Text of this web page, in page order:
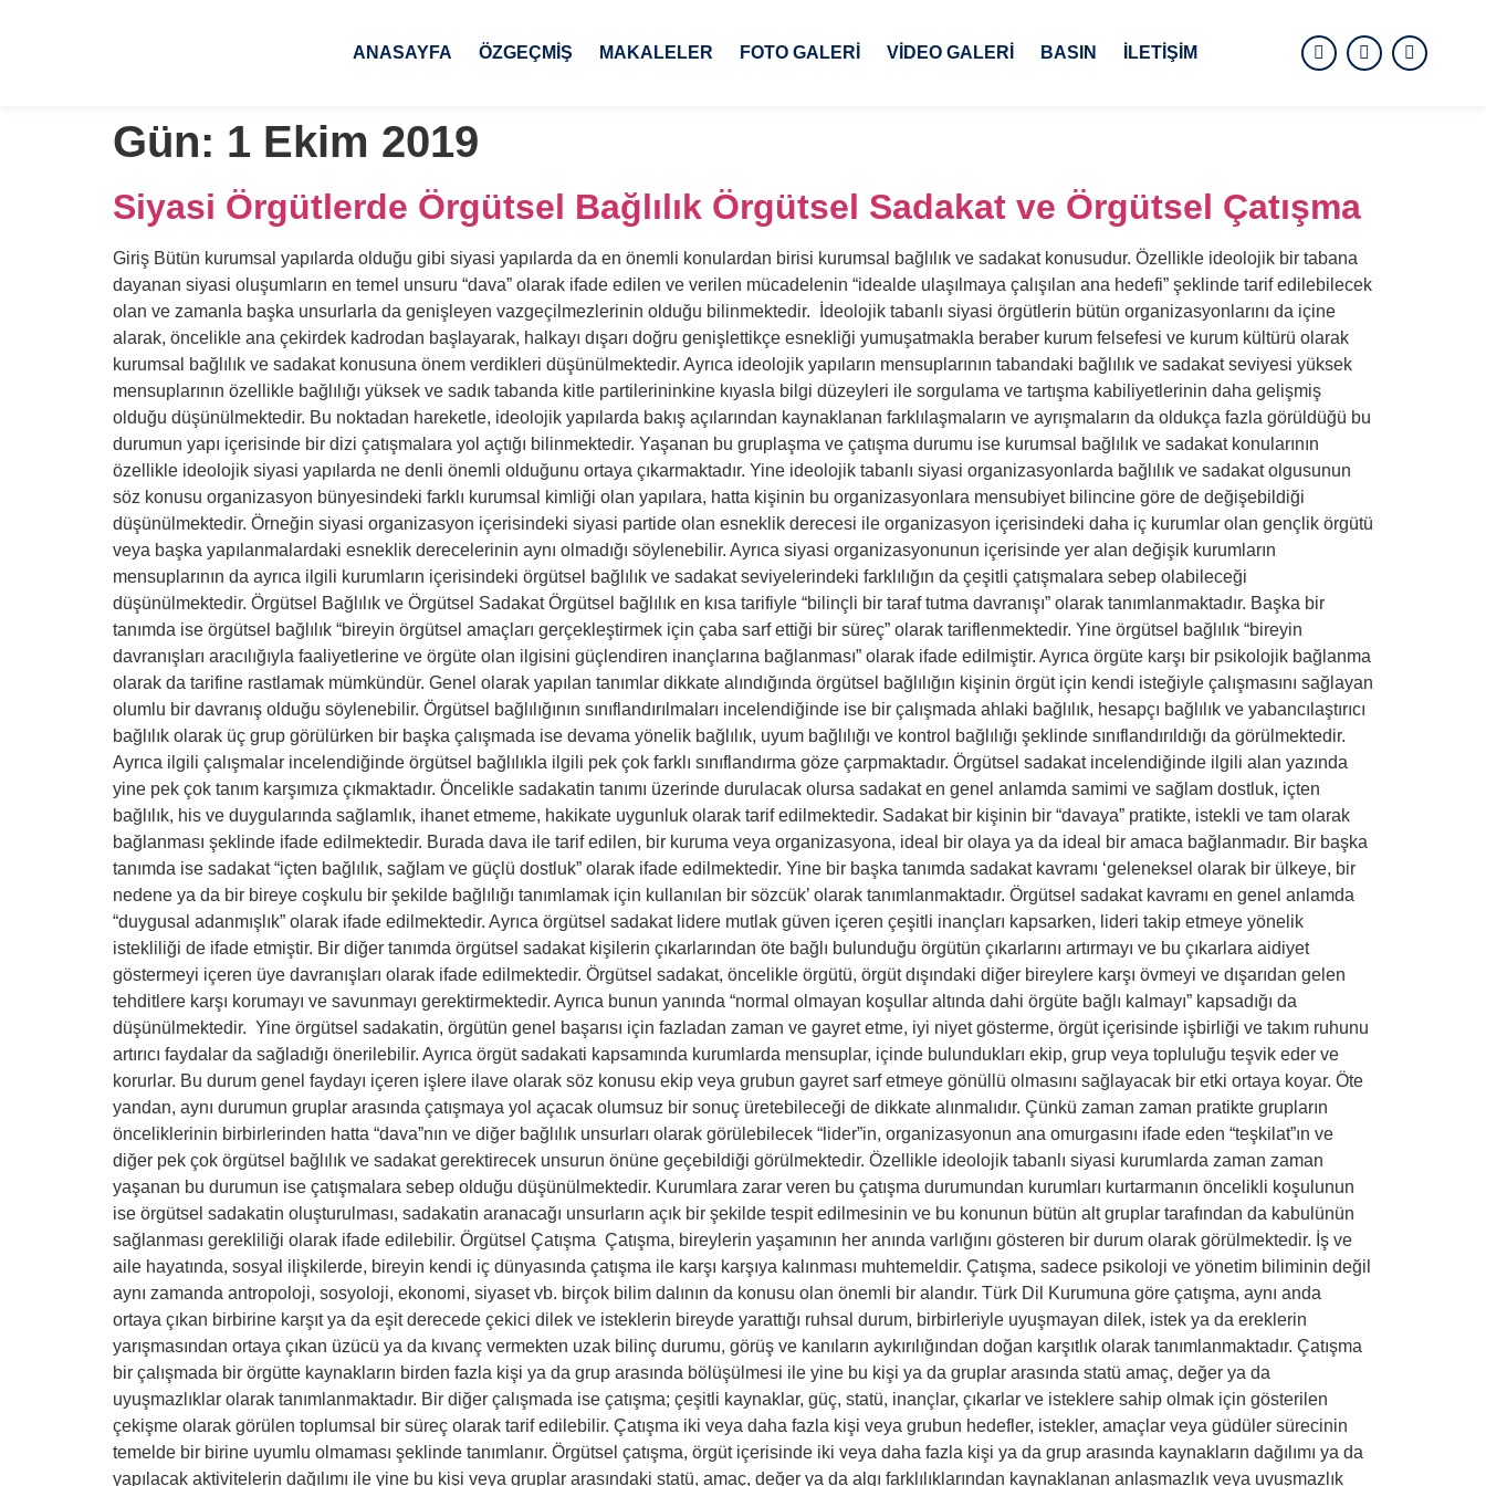
ANASAYFA ÖZGEÇMIŞ MAKALELER FOTO GALERI VIDEO GALERI BASIN İLETIŞIM
Gün: 1 Ekim 2019
Siyasi Örgütlerde Örgütsel Bağlılık Örgütsel Sadakat ve Örgütsel Çatışma
Giriş Bütün kurumsal yapılarda olduğu gibi siyasi yapılarda da en önemli konulardan birisi kurumsal bağlılık ve sadakat konusudur. Özellikle ideolojik bir tabana
dayanan siyasi oluşumların en temel unsuru “dava” olarak ifade edilen ve verilen mücadelenin “idealde ulaşılmaya çalışılan ana hedefi” şeklinde tarif edilebilecek
olan ve zamanla başka unsurlarla da genişleyen vazgeçilmezlerinin olduğu bilinmektedir. İdeolojik tabanlı siyasi örgütlerin bütün organizasyonlarını da içine
alarak, öncelikle ana çekirdek kadrodan başlayarak, halkayı dışarı doğru genişlettikçe esnekliği yumuşatmakla beraber kurum felsefesi ve kurum kültürü olarak
kurumsal bağlılık ve sadakat konusuna önem verdikleri düşünülmektedir. Ayrıca ideolojik yapıların mensuplarının tabandaki bağlılık ve sadakat seviyesi yüksek
mensuplarının özellikle bağlılığı yüksek ve sadık tabanda kitle partilerininkine kıyasla bilgi düzeyleri ile sorgulama ve tartışma kabiliyetlerinin daha gelişmiş
olduğu düşünülmektedir. Bu noktadan hareketle, ideolojik yapılarda bakış açılarından kaynaklanan farklılaşmaların ve ayrışmaların da oldukça fazla görüldüğü bu
durumun yapı içerisinde bir dizi çatışmalara yol açtığı bilinmektedir. Yaşanan bu gruplaşma ve çatışma durumu ise kurumsal bağlılık ve sadakat konularının
özellikle ideolojik siyasi yapılarda ne denli önemli olduğunu ortaya çıkarmaktadır. Yine ideolojik tabanlı siyasi organizasyonlarda bağlılık ve sadakat olgusunun
söz konusu organizasyon bünyesindeki farklı kurumsal kimliği olan yapılara, hatta kişinin bu organizasyonlara mensubiyet bilincine göre de değişebildiği
düşünülmektedir. Örneğin siyasi organizasyon içerisindeki siyasi partide olan esneklik derecesi ile organizasyon içerisindeki daha iç kurumlar olan gençlik örgütü
veya başka yapılanmalardaki esneklik derecelerinin aynı olmadığı söylenebilir. Ayrıca siyasi organizasyonunun içerisinde yer alan değişik kurumların
mensuplarının da ayrıca ilgili kurumların içerisindeki örgütsel bağlılık ve sadakat seviyelerindeki farklılığın da çeşitli çatışmalara sebep olabileceği
düşünülmektedir. Örgütsel Bağlılık ve Örgütsel Sadakat Örgütsel bağlılık en kısa tarifiyle “bilinçli bir taraf tutma davranışı” olarak tanımlanmaktadır. Başka bir
tanımda ise örgütsel bağlılık “bireyin örgütsel amaçları gerçekleştirmek için çaba sarf ettiği bir süreç” olarak tariflenmektedir. Yine örgütsel bağlılık “bireyin
davranışları aracılığıyla faaliyetlerine ve örgüte olan ilgisini güçlendiren inançlarına bağlanması” olarak ifade edilmiştir. Ayrıca örgüte karşı bir psikolojik bağlanma
olarak da tarifine rastlamak mümkündür. Genel olarak yapılan tanımlar dikkate alındığında örgütsel bağlılığın kişinin örgüt için kendi isteğiyle çalışmasını sağlayan
olumlu bir davranış olduğu söylenebilir. Örgütsel bağlılığının sınıflandırılmaları incelendiğinde ise bir çalışmada ahlaki bağlılık, hesapçı bağlılık ve yabancılaştırıcı
bağlılık olarak üç grup görülürken bir başka çalışmada ise devama yönelik bağlılık, uyum bağlılığı ve kontrol bağlılığı şeklinde sınıflandırıldığı da görülmektedir.
Ayrıca ilgili çalışmalar incelendiğinde örgütsel bağlılıkla ilgili pek çok farklı sınıflandırma göze çarpmaktadır. Örgütsel sadakat incelendiğinde ilgili alan yazında
yine pek çok tanım karşımıza çıkmaktadır. Öncelikle sadakatin tanımı üzerinde durulacak olursa sadakat en genel anlamda samimi ve sağlam dostluk, içten
bağlılık, his ve duygularında sağlamlık, ihanet etmeme, hakikate uygunluk olarak tarif edilmektedir. Sadakat bir kişinin bir “davaya” pratikte, istekli ve tam olarak
bağlanması şeklinde ifade edilmektedir. Burada dava ile tarif edilen, bir kuruma veya organizasyona, ideal bir olaya ya da ideal bir amaca bağlanmadır. Bir başka
tanımda ise sadakat “içten bağlılık, sağlam ve güçlü dostluk” olarak ifade edilmektedir. Yine bir başka tanımda sadakat kavramı ‘geleneksel olarak bir ülkeye, bir
nedene ya da bir bireye coşkulu bir şekilde bağlılığı tanımlamak için kullanılan bir sözcük’ olarak tanımlanmaktadır. Örgütsel sadakat kavramı en genel anlamda
“duygusal adanmışlık” olarak ifade edilmektedir. Ayrıca örgütsel sadakat lidere mutlak güven içeren çeşitli inançları kapsarken, lideri takip etmeye yönelik
istekliliği de ifade etmiştir. Bir diğer tanımda örgütsel sadakat kişilerin çıkarlarından öte bağlı bulunduğu örgütün çıkarlarını artırmayı ve bu çıkarlara aidiyet
göstermeyi içeren üye davranışları olarak ifade edilmektedir. Örgütsel sadakat, öncelikle örgütü, örgüt dışındaki diğer bireylere karşı övmeyi ve dışarıdan gelen
tehditlere karşı korumayı ve savunmayı gerektirmektedir. Ayrıca bunun yanında “normal olmayan koşullar altında dahi örgüte bağlı kalmayı” kapsadığı da
düşünülmektedir. Yine örgütsel sadakatin, örgütün genel başarısı için fazladan zaman ve gayret etme, iyi niyet gösterme, örgüt içerisinde işbirliği ve takım ruhunu
artırıcı faydalar da sağladığı önerilebilir. Ayrıca örgüt sadakati kapsamında kurumlarda mensuplar, içinde bulundukları ekip, grup veya topluluğu teşvik eder ve
korurlar. Bu durum genel faydayı içeren işlere ilave olarak söz konusu ekip veya grubun gayret sarf etmeye gönüllü olmasını sağlayacak bir etki ortaya koyar. Öte
yandan, aynı durumun gruplar arasında çatışmaya yol açacak olumsuz bir sonuç üretebileceği de dikkate alınmalıdır. Çünkü zaman zaman pratikte grupların
önceliklerinin birbirlerinden hatta “dava”nın ve diğer bağlılık unsurları olarak görülebilecek “lider”in, organizasyonun ana omurgasını ifade eden “teşkilat”ın ve
diğer pek çok örgütsel bağlılık ve sadakat gerektirecek unsurun önüne geçebildiği görülmektedir. Özellikle ideolojik tabanlı siyasi kurumlarda zaman zaman
yaşanan bu durumun ise çatışmalara sebep olduğu düşünülmektedir. Kurumlara zarar veren bu çatışma durumundan kurumları kurtarmanın öncelikli koşulunun
ise örgütsel sadakatin oluşturulması, sadakatin aranacağı unsurların açık bir şekilde tespit edilmesinin ve bu konunun bütün alt gruplar tarafından da kabulünün
sağlanması gerekliliği olarak ifade edilebilir. Örgütsel Çatışma Çatışma, bireylerin yaşamının her anında varlığını gösteren bir durum olarak görülmektedir. İş ve
aile hayatında, sosyal ilişkilerde, bireyin kendi iç dünyasında çatışma ile karşı karşıya kalınması muhtemeldir. Çatışma, sadece psikoloji ve yönetim biliminin değil
aynı zamanda antropoloji, sosyoloji, ekonomi, siyaset vb. birçok bilim dalının da konusu olan önemli bir alandır. Türk Dil Kurumuna göre çatışma, aynı anda
ortaya çıkan birbirine karşıt ya da eşit derecede çekici dilek ve isteklerin bireyde yarattığı ruhsal durum, birbirleriyle uyuşmayan dilek, istek ya da ereklerin
yarışmasından ortaya çıkan üzücü ya da kıvanç vermekten uzak bilinç durumu, görüş ve kanıların aykırılığından doğan karşıtlık olarak tanımlanmaktadır. Çatışma
bir çalışmada bir örgütte kaynakların birden fazla kişi ya da grup arasında bölüşülmesi ile yine bu kişi ya da gruplar arasında statü amaç, değer ya da
uyuşmazlıklar olarak tanımlanmaktadır. Bir diğer çalışmada ise çatışma; çeşitli kaynaklar, güç, statü, inançlar, çıkarlar ve isteklere sahip olmak için gösterilen
çekişme olarak görülen toplumsal bir süreç olarak tarif edilebilir. Çatışma iki veya daha fazla kişi veya grubun hedefler, istekler, amaçlar veya güdüler sürecinin
temelde bir birine uyumlu olmaması şeklinde tanımlanır. Örgütsel çatışma, örgüt içerisinde iki veya daha fazla kişi ya da grup arasında kaynakların dağılımı ya da
yapılacak aktivitelerin dağılımı ile yine bu kişi veya gruplar arasındaki statü, amaç, değer ya da algı farklılıklarından kaynaklanan anlaşmazlık veya uyuşmazlık